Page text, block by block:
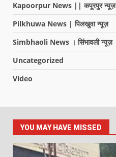
Kapoorpur News || कपूरपुर न्यूज़
Pilkhuwa News | पिलखुवा न्यूज़
Simbhaoli News । सिंभावली न्यूज़
Uncategorized
Video
YOU MAY HAVE MISSED